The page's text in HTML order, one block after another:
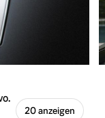
20 anzeigen